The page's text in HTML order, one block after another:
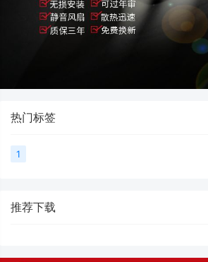
热门标签
1
推荐下载